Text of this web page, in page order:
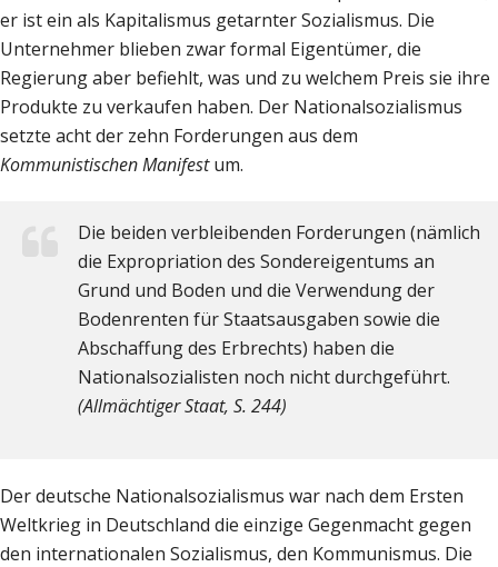
er ist ein als Kapitalismus getarnter Sozialismus. Die
Unternehmer blieben zwar formal Eigentümer, die
Regierung aber befiehlt, was und zu welchem Preis sie ihre
Produkte zu verkaufen haben. Der Nationalsozialismus
setzte acht der zehn Forderungen aus dem
Kommunistischen Manifestum.
Die beiden verbleibenden Forderungen (nämlich
die Expropriation des Sondereigentums an
Grund und Boden und die Verwendung der
Bodenrenten für Staatsausgaben sowie die
Abschaffung des Erbrechts) haben die
Nationalsozialisten noch nicht durchgeführt.
(Allmächtiger Staat, S. 244)
Der deutsche Nationalsozialismus war nach dem Ersten
Weltkrieg in Deutschland die einzige Gegenmacht gegen
den internationalen Sozialismus, den Kommunismus. Die